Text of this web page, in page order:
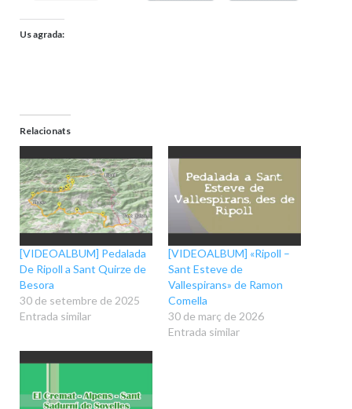
Us agrada:
Relacionats
[VIDEOALBUM] Pedalada
De Ripoll a Sant Quirze de
Besora
30 de setembre de 2025
Entrada similar
[VIDEOALBUM] «Ripoll –
Sant Esteve de
Vallespirans» de Ramon
Comella
30 de març de 2026
Entrada similar